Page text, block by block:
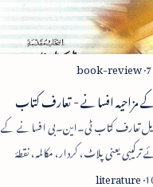
مزاحیہ افسانے - تعارف کتاب
تعارف کتاب ٹی۔این۔بی افسانے کے
یعنی پلاٹ، کردار، مکالمہ، نقطۂ
تاثر میں سے زیادہ سے زیادہ اجزا کا